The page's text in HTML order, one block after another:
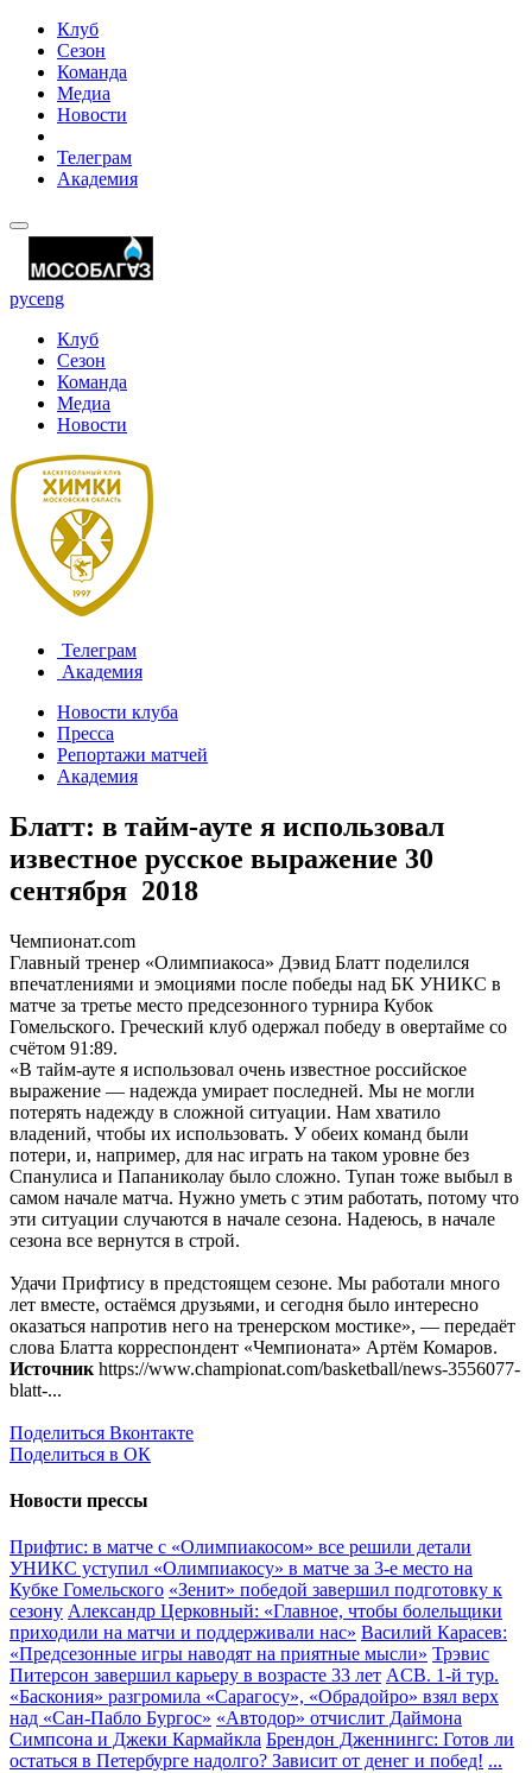
Клуб
Сезон
Команда
Медиа
Новости
Телеграм
Академия
русeng
Клуб
Сезон
Команда
Медиа
Новости
Телеграм
Академия
Новости клуба
Пресса
Репортажи матчей
Академия
Блатт: в тайм-ауте я использовал
известное русское выражение 30
сентября 2018
Чемпионат.com
Главный тренер «Олимпиакоса» Дэвид Блатт поделился
впечатлениями и эмоциями после победы над БК УНИКС в
матче за третье место предсезонного турнира Кубок
Гомельского. Греческий клуб одержал победу в овертайме со
счётом 91:89.
«В тайм-ауте я использовал очень известное российское
выражение — надежда умирает последней. Мы не могли
потерять надежду в сложной ситуации. Нам хватило
владений, чтобы их использовать. У обеих команд были
потери, и, например, для нас играть на таком уровне без
Спанулиса и Папаниколау было сложно. Тупан тоже выбыл в
самом начале матча. Нужно уметь с этим работать, потому что
эти ситуации случаются в начале сезона. Надеюсь, в начале
сезона все вернутся в строй.
Удачи Прифтису в предстоящем сезоне. Мы работали много
лет вместе, остаёмся друзьями, и сегодня было интересно
оказаться напротив него на тренерском мостике», — передаёт
слова Блатта корреспондент «Чемпионата» Артём Комаров.
Источник https://www.championat.com/basketball/news-3556077-
blatt-...
Поделиться Вконтакте
Поделиться в ОК
Новости прессы
Прифтис: в матче с «Олимпиакосом» все решили детали
УНИКС уступил «Олимпиакосу» в матче за 3-е место на
Кубке Гомельского «Зенит» победой завершил подготовку к
сезону Александр Церковный: «Главное, чтобы болельщики
приходили на матчи и поддерживали нас» Василий Карасев:
«Предсезонные игры наводят на приятные мысли» Трэвис
Питерсон завершил карьеру в возрасте 33 лет ACB. 1-й тур.
«Баскония» разгромила «Сарагосу», «Обрадойро» взял верх
над «Сан-Пабло Бургос» «Автодор» отчислит Даймона
Симпсона и Джеки Кармайкла Брендон Дженнингс: Готов ли
остаться в Петербурге надолго? Зависит от денег и побед! ...